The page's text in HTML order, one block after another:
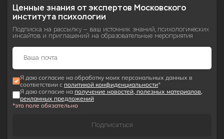
Ценные знания от экспертов Московского
института психологии
Подписка на рассылку — ваш источник знаний, психологических
инсайтов и приглашений на образовательные мероприятия
Я даю согласие на обработку моих персональных данных в
соответствии с политикой конфиденциальности*
Я даю согласие на получение новостей, полезных материалов,
рекламных предложений
*это поле обязательно
Подписаться